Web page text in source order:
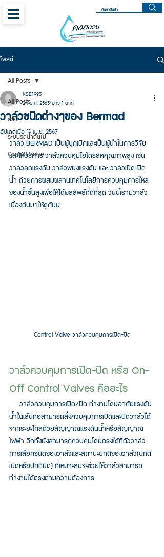
โพสต์
All Posts
สวน
ระบบรดน้ำต้นไม้
Control Valve
All Posts
วาล์วชนิดต่างๆของ Bermad
KSE1993
24 ธ.ค. 2563 ยาว 1 นาที
อัปเดตเมื่อ 11 เม.ย. 2567
วาล์ว BERMAD เป็นผู้บุกเบิกและเป็นผู้นำในการวิจัย
และให้บริการ วาล์วควบคุมไฮโดรลิคคุณภาพสูง เช่น
วาล์วลดแรงดัน วาล์วพยุงแรงดัน และ วาล์วเปิด-ปิด
น้ำ ด้วยการผสมผสานเทคโนโลยีการควบคุมการไหล
ของน้ำขั้นสูงเพื่อให้ได้ผลลัพธ์ที่ดีที่สุด วันนี้เรามีวาล์ว
เบื้องต้นมาให้ดูกันน
Control Valve วาล์วควบคุมการเปิด-ปิด
วาล์วควบคุมการเปิด-ปิด หรือ On-
Off Control Valves คืออะไร
น้ำในเส้นท่อสามารถสั่งควบคุมการเปิดและปิดวาล์วได้
จากระยะไกลดัวยสัญญาณแรงดันน้ำหรือสัญญาณ
ไฟฟ้า อีกทั้งยังสามารถควบคุมโดยตรงได้ที่ตัววาล์ว
การเลือกชนิดของวาล์วและสถานะปกติของวาล์ว(ปกติ
เปิดหรือปกติปิด) ที่เหมาะสมจะช่วยให้วาล์วสามารถ
ทำงานได้ตรงตามความต้องการ